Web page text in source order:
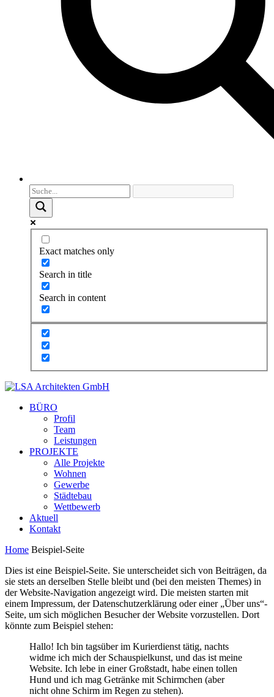
Exact matches only
Search in title
Search in content
BÜRO
Profil
Team
Leistungen
PROJEKTE
Alle Projekte
Wohnen
Gewerbe
Städtebau
Wettbewerb
Aktuell
Kontakt
Home Beispiel-Seite
Dies ist eine Beispiel-Seite. Sie unterscheidet sich von Beiträgen, da
sie stets an derselben Stelle bleibt und (bei den meisten Themes) in
der Website-Navigation angezeigt wird. Die meisten starten mit
einem Impressum, der Datenschutzerklärung oder einer „Über uns“-
Seite, um sich möglichen Besucher der Website vorzustellen. Dort
könnte zum Beispiel stehen:
Hallo! Ich bin tagsüber im Kurierdienst tätig, nachts
widme ich mich der Schauspielkunst, und das ist meine
Website. Ich lebe in einer Großstadt, habe einen tollen
Hund und ich mag Getränke mit Schirmchen (aber
nicht ohne Schirm im Regen zu stehen).